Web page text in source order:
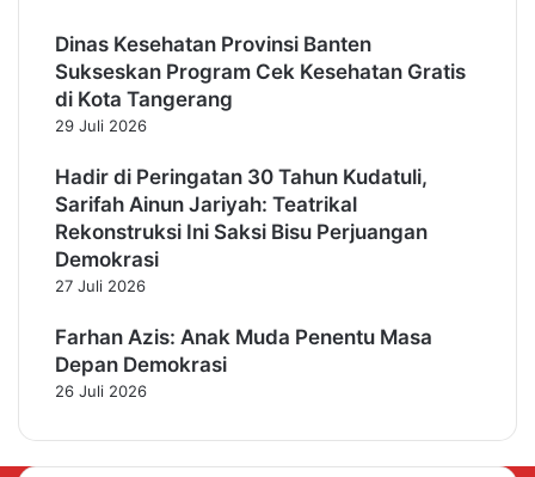
Dinas Kesehatan Provinsi Banten
Sukseskan Program Cek Kesehatan Gratis
di Kota Tangerang
29 Juli 2026
Hadir di Peringatan 30 Tahun Kudatuli,
Sarifah Ainun Jariyah: Teatrikal
Rekonstruksi Ini Saksi Bisu Perjuangan
Demokrasi
27 Juli 2026
Farhan Azis: Anak Muda Penentu Masa
Depan Demokrasi
26 Juli 2026